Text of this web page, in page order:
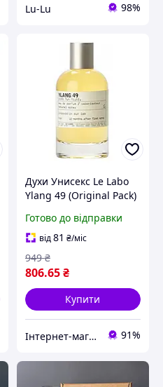
Lu-Lu 98%
Духи Унисекс Le Labo
Ylang 49 (Original Pack)
49 (Оригінальна
Упаковка) 100 мл all К
Готово до відправки
від81 ₴/міс
806.65₴
949 ₴
Купити
Інтернет-магазин Allegoriya 91%